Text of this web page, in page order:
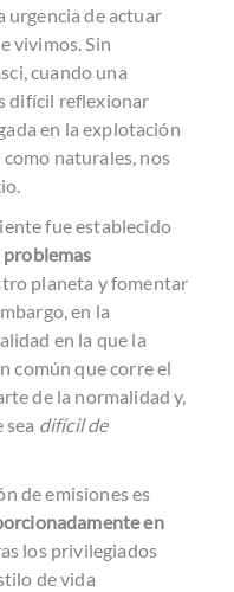
urgencia de actuar
vivimos. Sin
cuando una
difícil reflexionar
en la explotación
naturales, nos
fue establecido
problemas
planeta y fomentar
en la
en la que la
común que corre el
de la normalidad y,
difícil de
de emisiones es
en
los privilegiados
de vida